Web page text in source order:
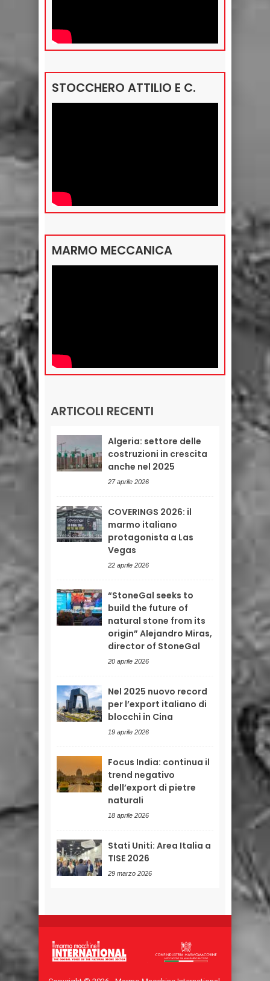
STOCCHERO ATTILIO E C.
MARMO MECCANICA
ARTICOLI RECENTI
Algeria: settore delle
costruzioni in crescita
anche nel 2025
27 aprile 2026
COVERINGS 2026: il
marmo italiano
protagonista a Las
Vegas
22 aprile 2026
“StoneGal seeks to
build the future of
natural stone from its
origin” Alejandro Miras,
director of StoneGal
20 aprile 2026
Nel 2025 nuovo record
per l’export italiano di
blocchi in Cina
19 aprile 2026
Focus India: continua il
trend negativo
dell’export di pietre
naturali
18 aprile 2026
Stati Uniti: Area Italia a
TISE 2026
29 marzo 2026